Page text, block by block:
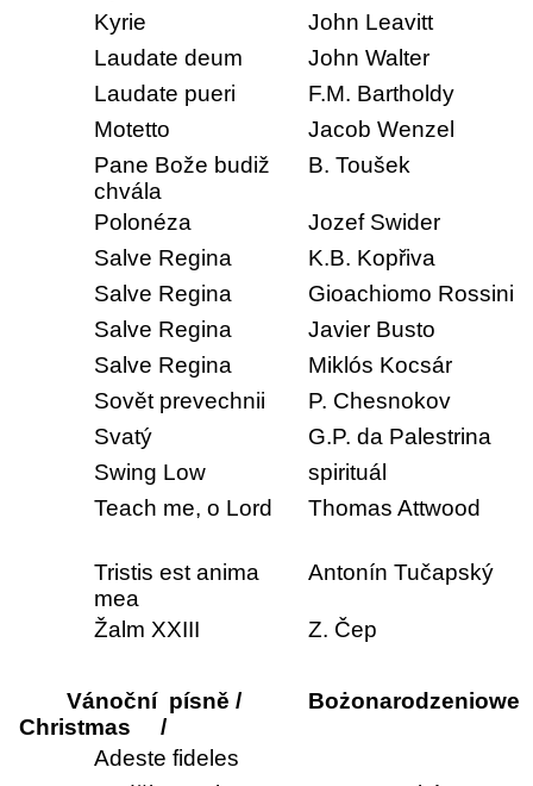
Kyrie
John Leavitt
Laudate deum
John Walter
Laudate pueri
F.M. Bartholdy
Motetto
Jacob Wenzel
Pane Bože budiž
chvála
B. Toušek
Polonéza
Jozef Swider
Salve Regina
K.B. Kopřiva
Salve Regina
Gioachiomo Rossini
Salve Regina
Javier Busto
Salve Regina
Miklós Kocsár
Sovět prevechnii
P. Chesnokov
Svatý
G.P. da Palestrina
Swing Low
spirituál
Teach me, o Lord
Thomas Attwood
Tristis est anima
mea
Antonín Tučapský
Žalm XXIII Z. Čep
Vánoční písně /
Christmas /
Bożonarodzeniowe
Adeste fideles